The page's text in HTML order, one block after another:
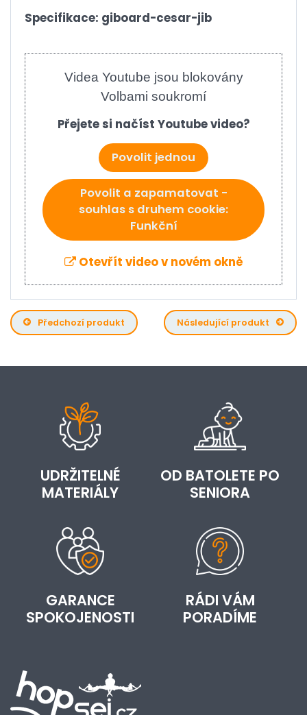
Specifikace: giboard-cesar-jib
Videa Youtube jsou blokovány
Volbami soukromí
Přejete si načíst Youtube video?
Povolit jednou
Povolit a zapamatovat -
souhlas s druhem cookie:
Funkční
Otevřít video v novém okně
Předchozí produkt Následující produkt
UDRŽITELNÉ
MATERIÁLY
OD BATOLETE PO
SENIORA
GARANCE
SPOKOJENOSTI
RÁDI VÁM
PORADÍME